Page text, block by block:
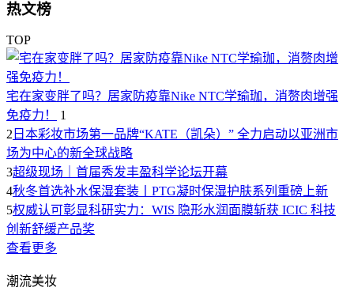
热文榜
TOP
宅在家变胖了吗？居家防疫靠Nike NTC学瑜珈，消赘肉增强
免疫力！
1
2 日本彩妆市场第一品牌“KATE（凯朵）” 全力启动以亚洲市
场为中心的新全球战略
3超级现场｜首届秀发丰盈科学论坛开幕
4秋冬首选补水保湿套装丨PTG凝时保湿护肤系列重磅上新
5权威认可彰显科研实力：WIS 隐形水润面膜斩获 ICIC 科技
创新舒缓产品奖
查看更多
潮流美妆